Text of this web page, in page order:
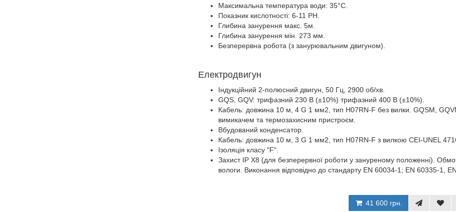
Максимальна температура води: 35°C.
Показник кислотності: 6-11 РН.
Глибина занурення макс. 5м.
Глибина занурення мін. 273 мм.
Безперервна робота (з занурювальним двигуном).
Електродвигун
Індукційний 2-полюсний двигун, 50 Гц, 2900 об/хв.
GQS, GQV: трифазний 230 В (±10%) трифазний 400 В (±10%).
Кабель: довжина 10 м, 4 G 1 мм2, тип H07RN-F без вилки. GQSM,
вимикачем та термозахисним пристроєм.
Вбудований конденсатор.
Кабель: довжина 10 м, 3 G 1 мм2, тип H07RN-F з вилкою CEI-UNEL
Ізоляція класу "F".
Захист IP X8 (для безперервної роботи у зануреному положенні).
вологи. Виконання відповідно до стандарту EN 60034-1; EN 60335-1,
41 600 грн.